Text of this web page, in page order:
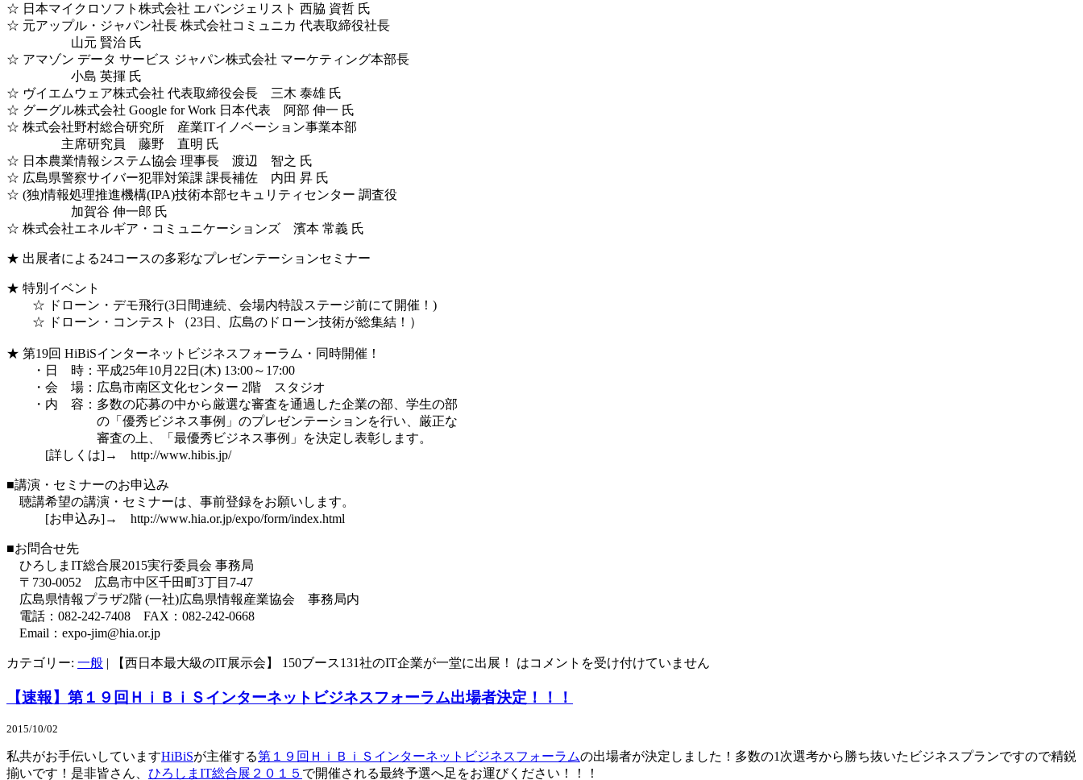
☆ 日本マイクロソフト株式会社 エバンジェリスト 西脇 資哲 氏
☆ 元アップル・ジャパン社長 株式会社コミュニカ 代表取締役社長
山元 賢治 氏
☆ アマゾン データ サービス ジャパン株式会社 マーケティング本部長
小島 英揮 氏
☆ ヴイエムウェア株式会社 代表取締役会長 三木 泰雄 氏
☆ グーグル株式会社 Google for Work 日本代表 阿部 伸一 氏
☆ 株式会社野村総合研究所 産業ITイノベーション事業本部
主席研究員 藤野 直明 氏
☆ 日本農業情報システム協会 理事長 渡辺 智之 氏
☆ 広島県警察サイバー犯罪対策課 課長補佐 内田 昇 氏
☆ (独)情報処理推進機構(IPA)技術本部セキュリティセンター 調査役
加賀谷 伸一郎 氏
☆ 株式会社エネルギア・コミュニケーションズ 濱本 常義 氏
★ 出展者による24コースの多彩なプレゼンテーションセミナー
★ 特別イベント
☆ ドローン・デモ飛行(3日間連続、会場内特設ステージ前にて開催！)
☆ ドローン・コンテスト（23日、広島のドローン技術が総集結！）
★ 第19回 HiBiSインターネットビジネスフォーラム・同時開催！
・日 時：平成25年10月22日(木) 13:00～17:00
・会 場：広島市南区文化センター 2階 スタジオ
・内 容：多数の応募の中から厳選な審査を通過した企業の部、学生の部
の「優秀ビジネス事例」のプレゼンテーションを行い、厳正な
審査の上、「最優秀ビジネス事例」を決定し表彰します。
[詳しくは]→ http://www.hibis.jp/
■講演・セミナーのお申込み
聴講希望の講演・セミナーは、事前登録をお願いします。
[お申込み]→ http://www.hia.or.jp/expo/form/index.html
■お問合せ先
ひろしまIT総合展2015実行委員会 事務局
〒730-0052 広島市中区千田町3丁目7-47
広島県情報プラザ2階 (一社)広島県情報産業協会 事務局内
電話：082-242-7408 FAX：082-242-0668
Email：expo-jim@hia.or.jp
カテゴリー: 一般 | 【西日本最大級のIT展示会】 150ブース131社のIT企業が一堂に出展！ はコメントを受け付けていません
【速報】第１９回ＨｉＢｉＳインターネットビジネスフォーラム出場者決定！！！
2015/10/02
私共がお手伝いしていますHiBiSが主催する第１９回ＨｉＢｉＳインターネットビジネスフォーラムの出場者が決定しました！多数の1次選考から勝ち抜いたビジネスプランですので精鋭
揃いです！是非皆さん、 ひろしまIT総合展２０１５ で開催される最終予選へ足をお運びください！！！